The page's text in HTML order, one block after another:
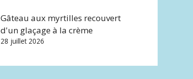
Gâteau aux myrtilles recouvert
d'un glaçage à la crème
28 juillet 2026